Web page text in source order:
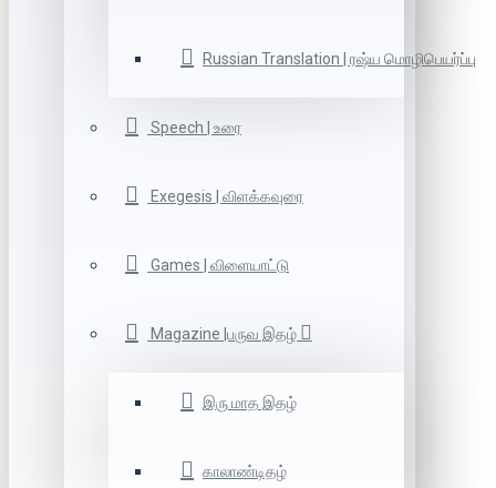
Russian Translation | ரஷ்ய மொழிபெயர்ப்பு
Speech | உரை
Exegesis | விளக்கவுரை
Games | விளையாட்டு
Magazine |பருவ இதழ்
இரு மாத இதழ்
காலாண்டிதழ்